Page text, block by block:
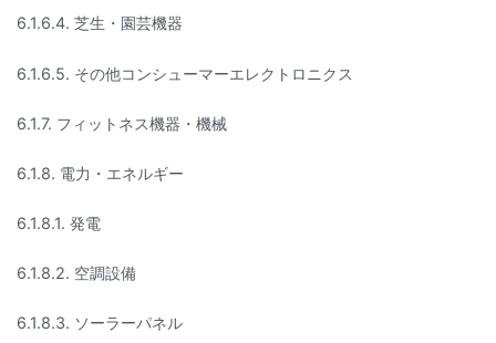
6.1.6.4. 芝生・園芸機器
6.1.6.5. その他コンシューマーエレクトロニクス
6.1.7. フィットネス機器・機械
6.1.8. 電力・エネルギー
6.1.8.1. 発電
6.1.8.2. 空調設備
6.1.8.3. ソーラーパネル